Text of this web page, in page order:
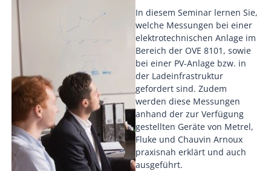
In diesem Seminar lernen Sie,
welche Messungen bei einer
elektrotechnischen Anlage im
Bereich der OVE 8101, sowie
bei einer PV-Anlage bzw. in
der Ladeinfrastruktur
gefordert sind. Zudem
werden diese Messungen
anhand der zur Verfügung
gestellten Geräte von Metrel,
Fluke und Chauvin Arnoux
praxisnah erklärt und auch
ausgeführt.